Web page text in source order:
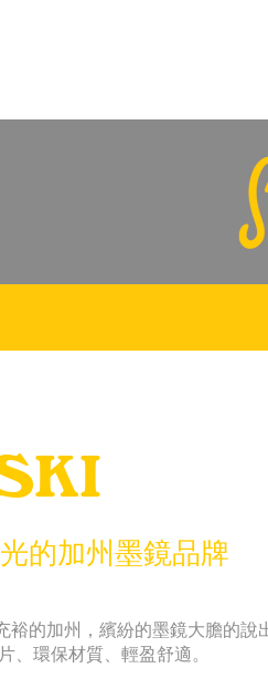
的加州墨鏡品牌
裕的加州，繽紛的墨鏡大膽的說
、環保材質、輕盈舒適。